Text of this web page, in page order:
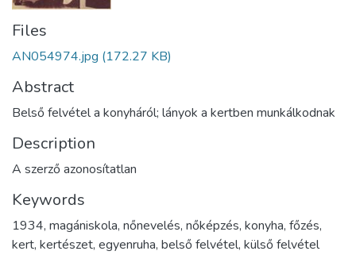
Files
AN054974.jpg (172.27 KB)
Abstract
Belső felvétel a konyháról; lányok a kertben munkálkodnak
Description
A szerző azonosítatlan
Keywords
1934, magániskola, nőnevelés, nőképzés, konyha, főzés,
kert, kertészet, egyenruha, belső felvétel, külső felvétel